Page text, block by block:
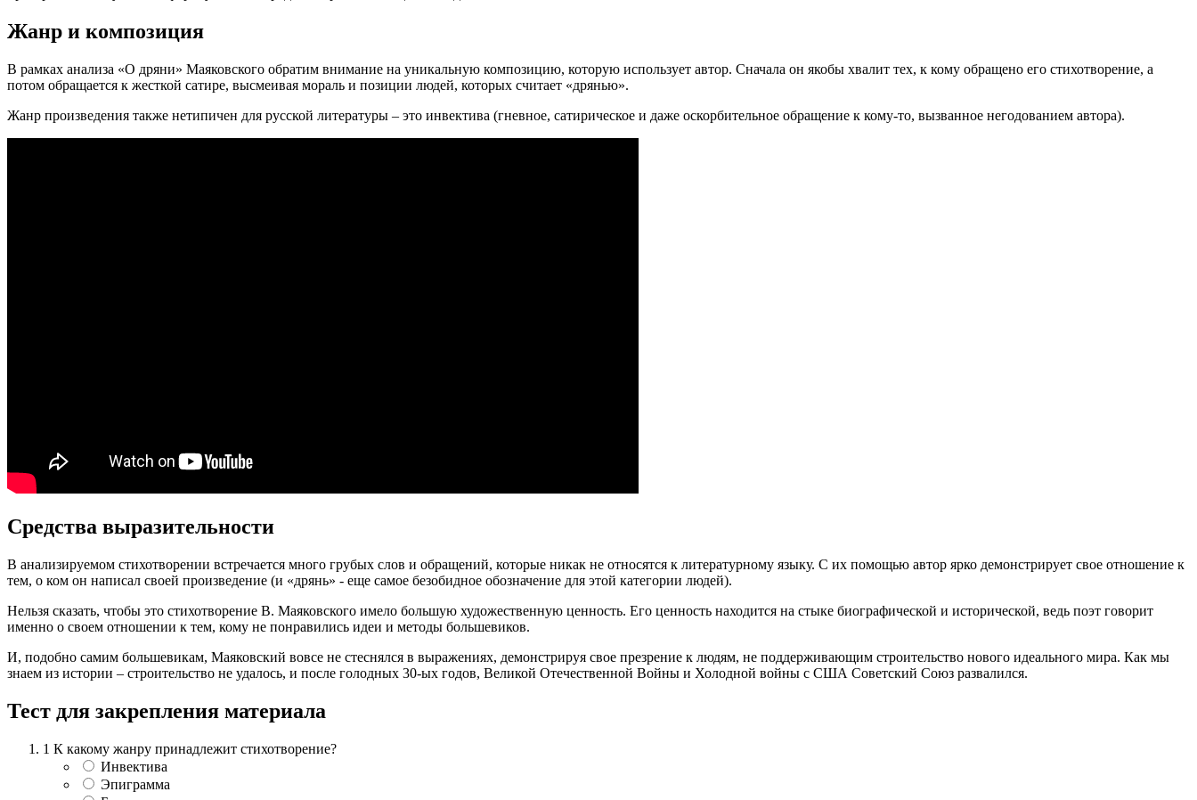
Жанр и композиция
В рамках анализа «О дряни» Маяковского обратим внимание на уникальную композицию, которую использует автор. Сначала он якобы хвалит тех, к кому обращено его стихотворение, а
потом обращается к жесткой сатире, высмеивая мораль и позиции людей, которых считает «дрянью».
Жанр произведения также нетипичен для русской литературы – это инвектива (гневное, сатирическое и даже оскорбительное обращение к кому-то, вызванное негодованием автора).
Средства выразительности
В анализируемом стихотворении встречается много грубых слов и обращений, которые никак не относятся к литературному языку. С их помощью автор ярко демонстрирует свое отношение к
тем, о ком он написал своей произведение (и «дрянь» - еще самое безобидное обозначение для этой категории людей).
Нельзя сказать, чтобы это стихотворение В. Маяковского имело большую художественную ценность. Его ценность находится на стыке биографической и исторической, ведь поэт говорит
именно о своем отношении к тем, кому не понравились идеи и методы большевиков.
И, подобно самим большевикам, Маяковский вовсе не стеснялся в выражениях, демонстрируя свое презрение к людям, не поддерживающим строительство нового идеального мира. Как мы
знаем из истории – строительство не удалось, и после голодных 30-ых годов, Великой Отечественной Войны и Холодной войны с США Советский Союз развалился.
Тест для закрепления материала
1 К какому жанру принадлежит стихотворение?
Инвектива
Эпиграмма